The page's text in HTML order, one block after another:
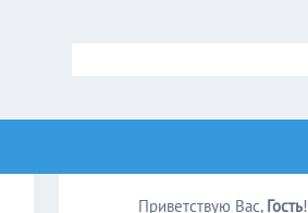
Приветствую Вас, Гость!